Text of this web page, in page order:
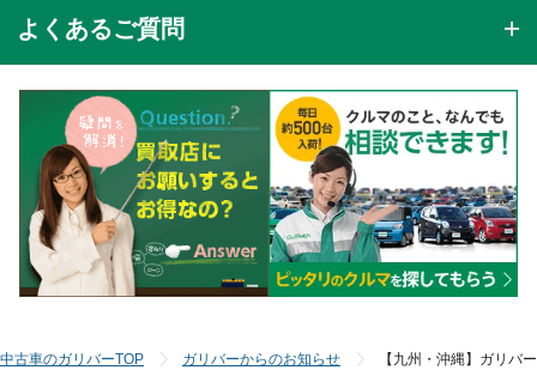
ネットで簡単査定 無料オンライン査定
お客様のご都合に合わせた無料出張査定
お出かけのついでに無料店舗査定
手続きや代車などご売却時のサービス
ガリバーの車査定検査マニュアル
よくあるご質問
あらかじめ用意しておくと便利 売却に必要な書
類は？
まだローンが残ってるんだけど…
中古車のガリバーTOP ガリバーからのお知らせ 【九州・沖縄】ガリバ